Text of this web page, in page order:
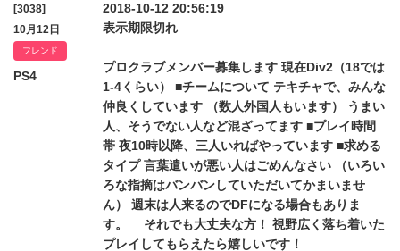
[3038]
10月12日
フレンド
PS4
2018-10-12 20:56:19
表示期限切れ
プロクラブメンバー募集します 現在Div2（18では
1-4くらい） ■チームについて テキチャで、みんな
仲良くしています （数人外国人もいます） うまい
人、そうでない人など混ざってます ■プレイ時間
帯 夜10時以降、三人いればやっています ■求める
タイプ 言葉遣いが悪い人はごめんなさい （いろい
ろな指摘はバンバンしていただいてかまいませ
ん） 週末は人来るのでDFになる場合もありま
す。 それでも大丈夫な方！ 視野広く落ち着いた
プレイしてもらえたら嬉しいです！